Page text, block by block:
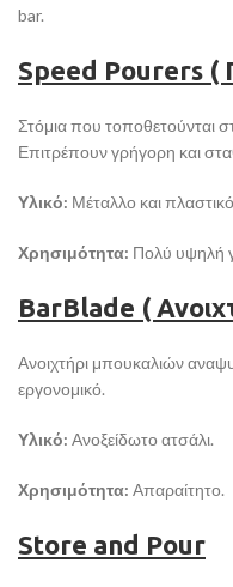
bar.
Speed Pourers (
Στόμια που τοποθετούνται
Επιτρέπουν γρήγορη και
Υλικό: Μέταλλο και
Χρησιμότητα: Πολύ υψηλή
BarBlade (
Ανοιχτήρι μπουκαλιών
εργονομικό.
Υλικό: Ανοξείδωτο ατσάλι.
Χρησιμότητα: Απαραίτητο.
Store and Pour